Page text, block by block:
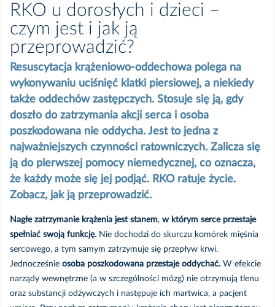
Co zabrać do szpitala
Przygotowanie do badań i zabiegów
PŁATNOŚCI ONLINE
Sugestie i opinie pacjentów
Prawa pacjenta
Pliki do pobrania
Kompendium Pierwszej Pomocy
Przedmedycznej
Porady zdrowotne
RKO u dorosłych i dzieci –
czym jest i jak ją
przeprowadzić?
Resuscytacja krążeniowo-oddechowa polega na
wykonywaniu uciśnięć klatki piersiowej, a niekiedy
także oddechów zastępczych. Stosuje się ją, gdy
doszło do zatrzymania akcji serca i osoba
poszkodowana nie oddycha. Jest to jedna z
najważniejszych czynności ratowniczych. Zalicza się
ją do pierwszej pomocy niemedycznej, co oznacza,
że każdy może się jej podjąć. RKO ratuje życie.
Zobacz, jak ją przeprowadzić.
Nagłe zatrzymanie krążenia jest stanem, w którym serce przestaje
spełniać swoją funkcję. Nie dochodzi do skurczu komórek mięśnia
sercowego, a tym samym zatrzymuje się przepływ krwi.
Jednocześnie osoba poszkodowana przestaje oddychać. W efekcie
narządy wewnętrzne (a w szczególności mózg) nie otrzymują tlenu
oraz substancji odżywczych i następuje ich martwica, a pacjent